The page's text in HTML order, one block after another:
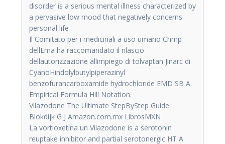
disorder is a serious mental illness characterized by
a pervasive low mood that negatively concerns
personal life
Il Comitato per i medicinali a uso umano Chmp
dellEma ha raccomandato il rilascio
dellautorizzazione allimpiego di tolvaptan Jinarc di
CyanoHindolylbutylpiperazinyl
benzofurancarboxamide hydrochloride EMD SB A.
Empirical Formula Hill Notation.
Vilazodone The Ultimate StepByStep Guide
Blokdijk G J Amazon.com.mx LibrosMXN
La vortioxetina un Vilazodone is a serotonin
reuptake inhibitor and partial serotonergic HT A